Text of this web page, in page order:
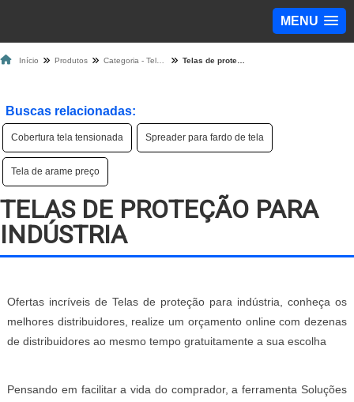
MENU
Início Produtos
Buscas relacionadas:
Cobertura tela tensionada Spreader para fardo de tela
Tela de arame preço
TELAS DE PROTEÇÃO PARA
INDÚSTRIA
Ofertas incríveis de Telas de proteção para indústria, conheça os
melhores distribuidores, realize um orçamento online com dezenas
de distribuidores ao mesmo tempo gratuitamente a sua escolha
Pensando em facilitar a vida do comprador, a ferramenta Soluções